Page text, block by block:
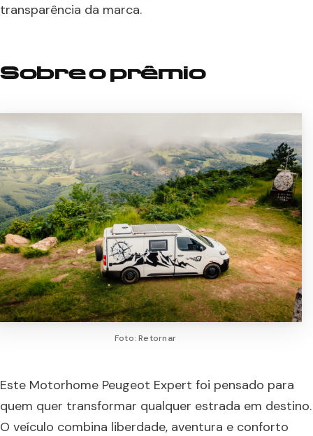
transparência da marca.
Sobre o prêmio
Foto: Retornar
Este Motorhome Peugeot Expert foi pensado para
quem quer transformar qualquer estrada em destino.
O veículo combina liberdade, aventura e conforto